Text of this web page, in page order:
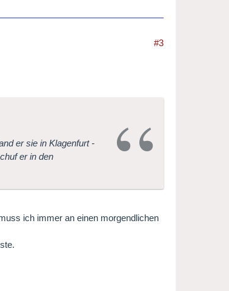
#3
er sie in Klagenfurt -
er in den
ich immer an einen morgendlichen